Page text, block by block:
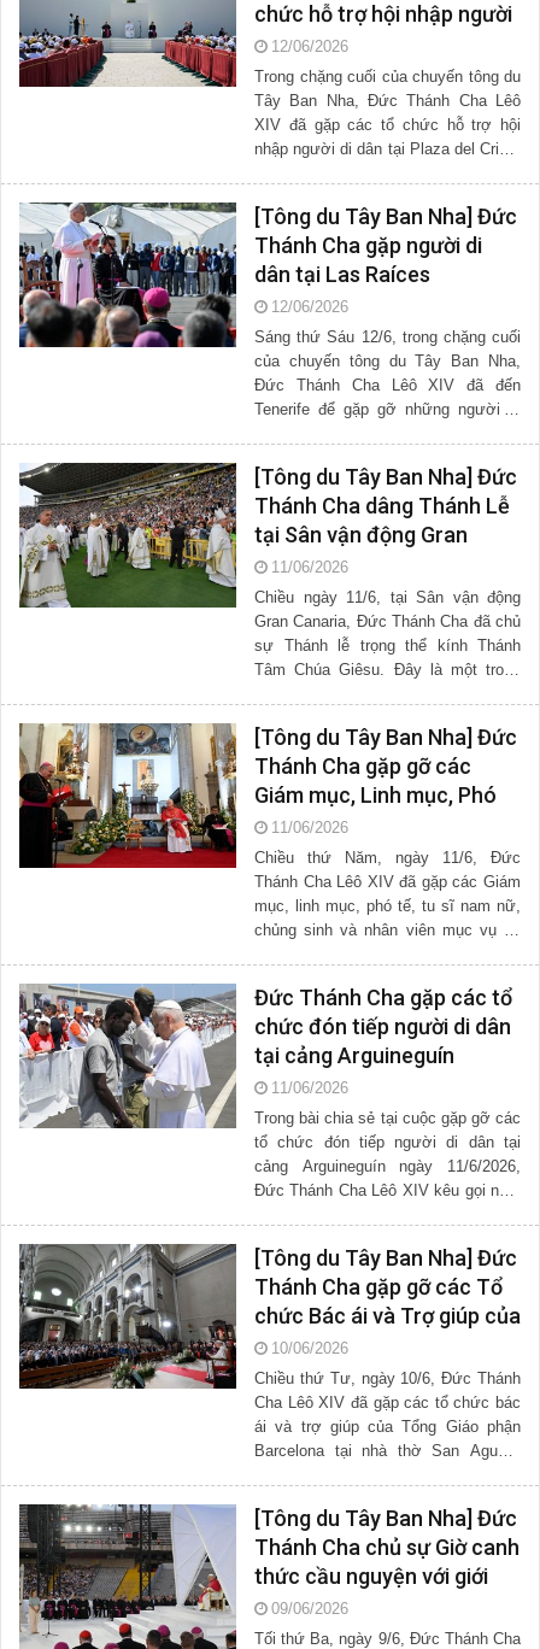
chức hỗ trợ hội nhập người
di dân tại “Plaza del Cristo
de La Laguna”
12/06/2026
Trong chặng cuối của chuyến tông du
Tây Ban Nha, Đức Thánh Cha Lêô
XIV đã gặp các tổ chức hỗ trợ hội
nhập người di dân tại Plaza del Cristo
[Tông du Tây Ban Nha] Đức
Thánh Cha gặp người di
dân tại Las Raíces
12/06/2026
Sáng thứ Sáu 12/6, trong chặng cuối
của chuyến tông du Tây Ban Nha,
Đức Thánh Cha Lêô XIV đã đến
Tenerife để gặp gỡ những người di
[Tông du Tây Ban Nha] Đức
Thánh Cha dâng Thánh Lễ
tại Sân vận động Gran
Canaria
11/06/2026
Chiều ngày 11/6, tại Sân vận động
Gran Canaria, Đức Thánh Cha đã chủ
sự Thánh lễ trọng thể kính Thánh
Tâm Chúa Giêsu. Đây là một trong
[Tông du Tây Ban Nha] Đức
Thánh Cha gặp gỡ các
Giám mục, Linh mục, Phó
tế, Nam nữ tu sĩ, Chủng
sinh và Nhân viên mục vụ
tại quần đảo Canari
11/06/2026
Chiều thứ Năm, ngày 11/6, Đức
Thánh Cha Lêô XIV đã gặp các Giám
mục, linh mục, phó tế, tu sĩ nam nữ,
chủng sinh và nhân viên mục vụ tại
Đức Thánh Cha gặp các tổ
chức đón tiếp người di dân
tại cảng Arguineguín
11/06/2026
Trong bài chia sẻ tại cuộc gặp gỡ các
tổ chức đón tiếp người di dân tại
cảng Arguineguín ngày 11/6/2026,
Đức Thánh Cha Lêô XIV kêu gọi nhìn
[Tông du Tây Ban Nha] Đức
Thánh Cha gặp gỡ các Tổ
chức Bác ái và Trợ giúp của
Tổng Giáo phận Barcelona
10/06/2026
Chiều thứ Tư, ngày 10/6, Đức Thánh
Cha Lêô XIV đã gặp các tổ chức bác
ái và trợ giúp của Tổng Giáo phận
Barcelona tại nhà thờ San Agustí,
[Tông du Tây Ban Nha] Đức
Thánh Cha chủ sự Giờ canh
thức cầu nguyện với giới
trẻ tại Barcelona
09/06/2026
Tối thứ Ba, ngày 9/6, Đức Thánh Cha